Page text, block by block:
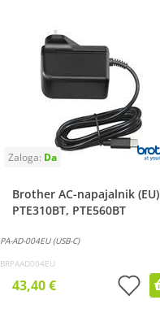
Brother AC-napajalnik (EU)
PTE310BT, PTE560BT
PA-AD-004EU (USB-C)
BRPAAD004EU
43,40 €